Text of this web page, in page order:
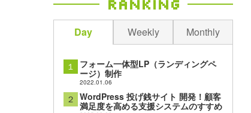
Ranking
Day Weekly Monthly
１ フォーム一体型LP（ランディングペ
ージ）制作
2022.01.06
２ WordPress 投げ銭サイト 開発！顧客
満足度を高める支援システムのすすめ